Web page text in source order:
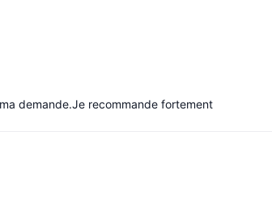
demande.Je recommande fortement